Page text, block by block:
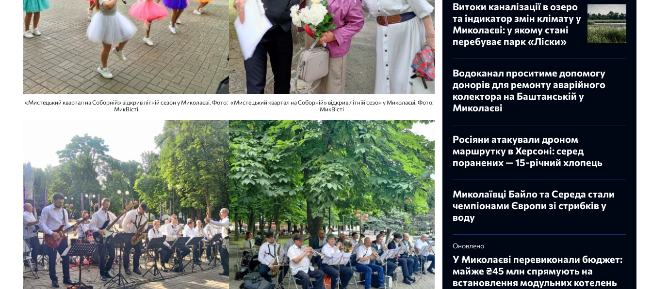
«Мистецький квартал на Соборній» відкрив літній сезон у Миколаєві. Фото:
МикВісті
«Мистецький квартал на Соборній» відкрив літній сезон у Миколаєві. Фото:
МикВісті
Витоки каналізації в озеро
та індикатор змін клімату у
Миколаєві: у якому стані
перебуває парк «Ліски»
Водоканал проситиме допомогу
донорів для ремонту аварійного
колектора на Баштанській у
Миколаєві
Росіяни атакували дроном
маршрутку в Херсоні: серед
поранених — 15-річний хлопець
Миколаївці Байло та Середа стали
чемпіонами Європи зі стрибків у
воду
Оновлено
У Миколаєві перевиконали бюджет:
майже ₴45 млн спрямують на
встановлення модульних котелень